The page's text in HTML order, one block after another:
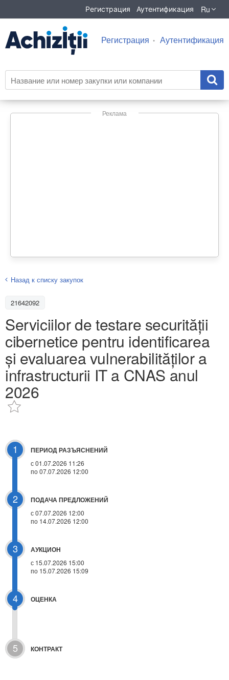
Регистрация Аутентификация Ru
Регистрация Аутентификация
Реклама
Назад к списку закупок
21642092
Serviciilor de testare securității
cibernetice pentru identificarea
și evaluarea vulnerabilităților a
infrastructurii IT a CNAS anul
2026
1 ПЕРИОД РАЗЪЯСНЕНИЙ
с 01.07.2026 11:26
по 07.07.2026 12:00
2 ПОДАЧА ПРЕДЛОЖЕНИЙ
с 07.07.2026 12:00
по 14.07.2026 12:00
3 АУКЦИОН
с 15.07.2026 15:00
по 15.07.2026 15:09
4 ОЦЕНКА
5 КОНТРАКТ